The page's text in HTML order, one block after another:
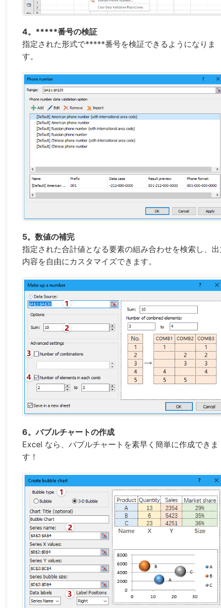
4。*****番号の検証
指定された形式で*****番号を検証できるようになりま
す。
5。数値の補完
指定された合計値となる要素の組み合わせを検索し、
内容を自由にカスタマイズできます。
6。バブルチャートの作成
Excel なら、バブルチャートを素早く簡単に作成できま
す！